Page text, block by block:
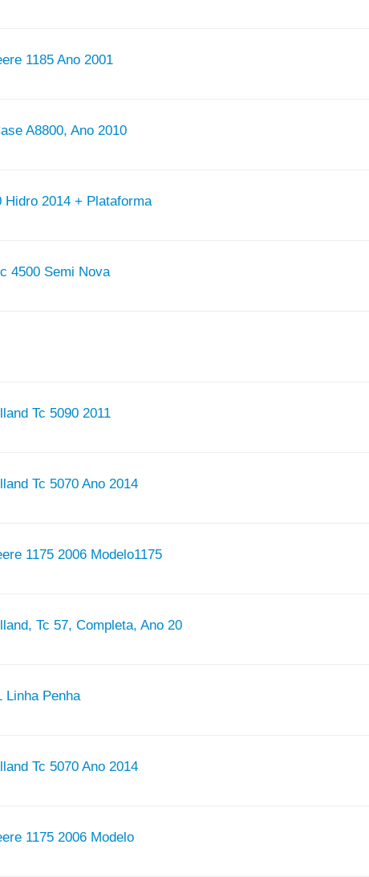
1185 Ano 2001
A8800, Ano 2010
Hidro 2014 + Plataforma
4500 Semi Nova
Tc 5090 2011
Tc 5070 Ano 2014
1175 2006 Modelo1175
Tc 57, Completa, Ano 20
Linha Penha
Tc 5070 Ano 2014
1175 2006 Modelo